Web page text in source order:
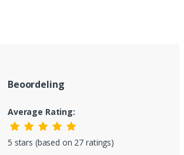
Beoordeling
Average Rating:
5 stars (based on 27 ratings)